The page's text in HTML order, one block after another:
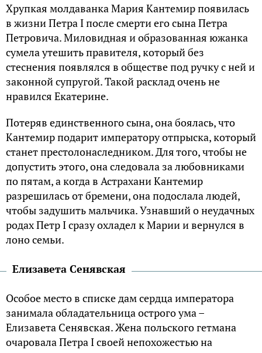
Хрупкая молдаванка Мария Кантемир появилась
в жизни Петра I после смерти его сына Петра
Петровича. Миловидная и образованная южанка
сумела утешить правителя, который без
стеснения появлялся в обществе под ручку с ней и
законной супругой. Такой расклад очень не
нравился Екатерине.
Потеряв единственного сына, она боялась, что
Кантемир подарит императору отпрыска, который
станет престолонаследником. Для того, чтобы не
допустить этого, она следовала за любовниками
по пятам, а когда в Астрахани Кантемир
разрешилась от бремени, она подослала людей,
чтобы задушить мальчика. Узнавший о неудачных
родах Петр I сразу охладел к Марии и вернулся в
лоно семьи.
Елизавета Сенявская
Особое место в списке дам сердца императора
занимала обладательница острого ума –
Елизавета Сенявская. Жена польского гетмана
очаровала Петра I своей непохожестью на